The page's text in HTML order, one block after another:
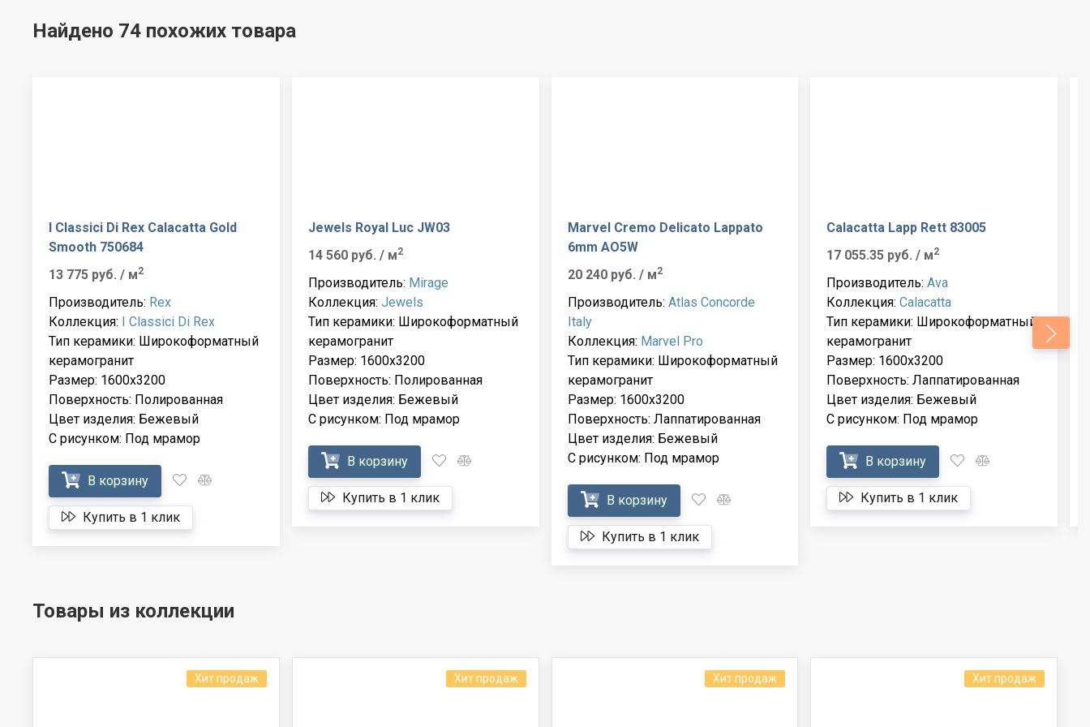
Найдено 74 похожих товара
I Classici Di Rex Calacatta Gold
Smooth 750684
13 775 руб. / м2
Производитель: Rex
Коллекция: I Classici Di Rex
Тип керамики: Широкоформатный
керамогранит
Размер: 1600x3200
Поверхность: Полированная
Цвет изделия: Бежевый
С рисунком: Под мрамор
В корзину
Купить в 1 клик
Jewels Royal Luc JW03
14 560 руб. / м2
Производитель: Mirage
Коллекция: Jewels
Тип керамики: Широкоформатный
керамогранит
Размер: 1600x3200
Поверхность: Полированная
Цвет изделия: Бежевый
С рисунком: Под мрамор
В корзину
Купить в 1 клик
Marvel Cremo Delicato Lappato
6mm AO5W
20 240 руб. / м2
Производитель: Atlas Concorde
Italy
Коллекция: Marvel Pro
Тип керамики: Широкоформатный
керамогранит
Размер: 1600x3200
Поверхность: Лаппатированная
Цвет изделия: Бежевый
С рисунком: Под мрамор
В корзину
Купить в 1 клик
Calacatta Lapp Rett 83005
17 055.35 руб./ м2
Производитель:Ava
Коллекция:Calacatta
Тип керамики: Широкоформатный
керамогранит
Размер: 1600x3200
Поверхность: Лаппатированная
Цвет изделия: Бежевый
С рисунком: Под мрамор
В корзину
Купить в 1 клик
Товары из коллекции
Хит продаж Хит продаж Хит продаж Хит продаж